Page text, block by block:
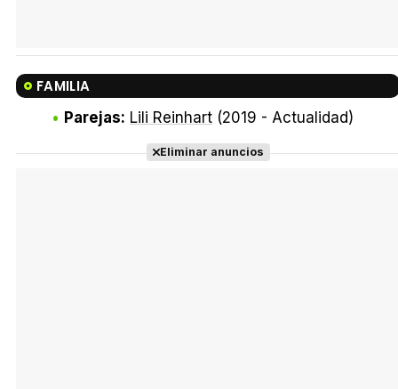
FAMILIA
Parejas: Lili Reinhart (2019 - Actualidad)
Eliminar anuncios